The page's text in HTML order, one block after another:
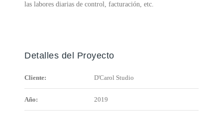
las labores diarias de control, facturación, etc.
Detalles del Proyecto
Cliente: D'Carol Studio
Año: 2019